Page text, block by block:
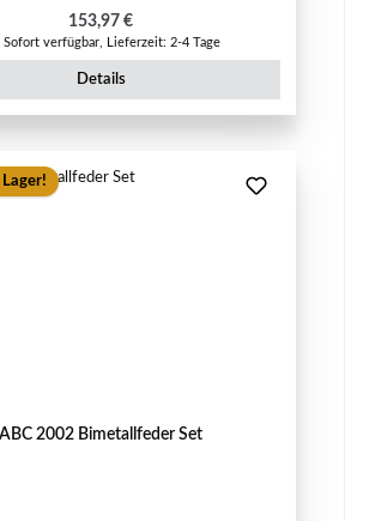
Regulärer Preis:
153,97 €
Sofort verfügbar, Lieferzeit: 2-4 Tage
Details
ABC 2002 Bimetallfeder Set